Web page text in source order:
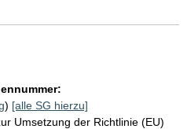
) [alle SG hierzu]
Umsetzung der Richtlinie (EU)